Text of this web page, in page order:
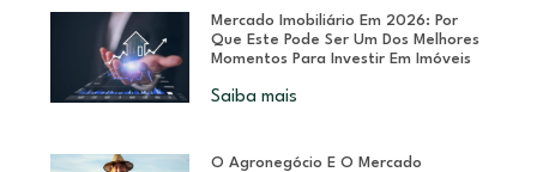
Mercado Imobiliário Em 2026: Por
Que Este Pode Ser Um Dos Melhores
Momentos Para Investir Em Imóveis
Saiba mais
O Agronegócio E O Mercado